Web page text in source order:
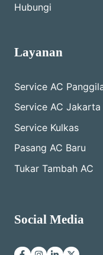
Hubungi
Layanan
Service AC
Service AC
Service Kulkas
Pasang AC Baru
Tukar Tambah AC
Social Media